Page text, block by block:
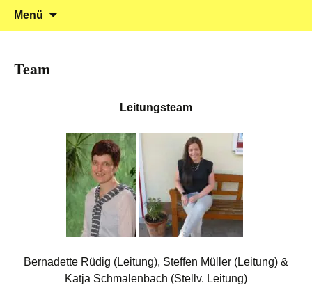
Kindergarten Marienrachdorf
Klein reingehen – Groß rauskommen
Menü
Team
Leitungsteam
Bernadette Rüdig (Leitung), Steffen Müller (Leitung) &
Katja Schmalenbach (Stellv. Leitung)